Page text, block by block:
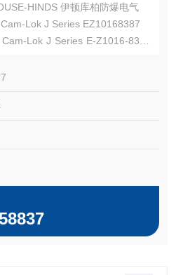
HINDS 伊顿库柏防爆电气
Lok J Series EZ10168387
Lok J Series E-Z1016-8387
代理-Kunshan Beiyuan Electric